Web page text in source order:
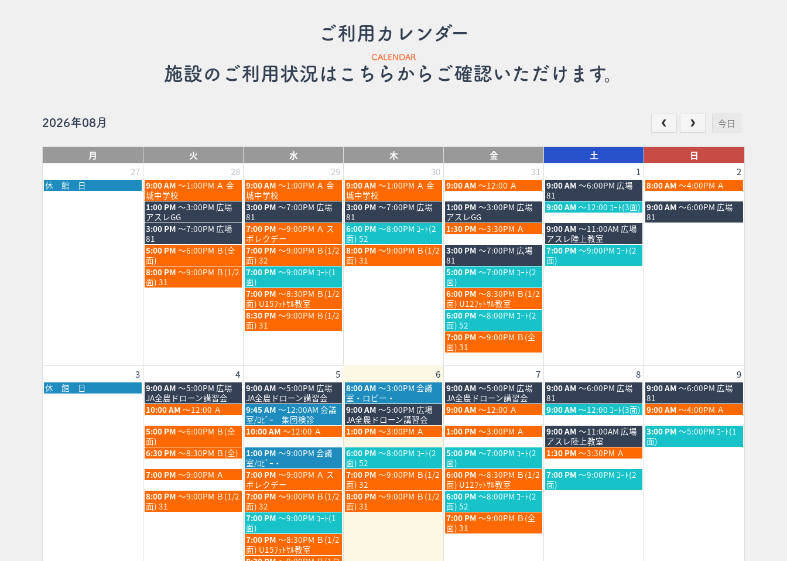
ご利用カレンダー
CALENDAR
施設のご利用状況はこちらからご確認いただけます。
2026年08月 今日
月 火 水 木 金 土
日
27
28 29 30 31 1 2
月
曜
休 館 日
火
曜
日,
7
月
28th
2026
9:00 AM ～1:00PM Ａ 金
城中学校
水
曜
日,
7
月
29th
2026
9:00 AM ～1:00PM Ａ 金
城中学校
木
曜
日,
7
月
30th
2026
9:00 AM ～1:00PM Ａ 金
城中学校
金
曜
日,
7
月
31st
2026
9:00 AM ～12:00 Ａ
土
曜
日,
8
月
1st
2026
9:00 AM ～6:00PM 広場
81
日
曜
日,
8
月
8:00 AM ～4:00PM Ａ
火
曜
日,
7
月
28th
2026
1:00 PM ～3:00PM 広場
アスレGG
水
曜
日,
7
月
29th
2026
3:00 PM ～7:00PM 広場
81
木
曜
日,
7
月
30th
2026
3:00 PM ～7:00PM 広場
81
金
曜
日,
7
月
31st
2026
1:00 PM ～3:00PM 広場
アスレGG
土
曜
日,
8
月
1st
2026
9:00 AM ～12:00 ｺｰﾄ(3面) 日
曜
日,
9:00 AM ～6:00PM 広場
81
火
曜
日,
7
月
28th
2026
3:00 PM ～7:00PM 広場
81
水
曜
日,
7
月
29th
2026
7:00 PM ～9:00PM Ａ ス
ポレクデー
木
曜
日,
7
月
6:00 PM ～8:00PM ｺｰﾄ(2
面) 52
金
曜
日,
7
月
31st
2026
1:30 PM ～3:30PM Ａ
土
曜
日,
8
月
9:00 AM ～11:00AM 広場
アスレ陸上教室
火
曜
日,
7
月
5:00 PM ～6:00PM Ｂ(全
面)
水
曜
日,
7
月
29th
2026
7:00 PM ～9:00PM Ｂ(1/2
面) 32
木
曜
日,
8:00 PM ～9:00PM Ｂ(1/2
面) 31
金
曜
日,
7
月
31st
2026
3:00 PM ～7:00PM 広場
81
土
曜
日,
7:00 PM ～9:00PM ｺｰﾄ(2
面)
火
曜
日,
8:00 PM ～9:00PM Ｂ(1/2
面) 31
水
曜
日,
7
月
29th
2026
7:00 PM ～9:00PM ｺｰﾄ(1
面)
金
曜
日,
7
月
31st
2026
5:00 PM ～7:00PM ｺｰﾄ(2
面)
水
曜
日,
7
月
7:00 PM ～8:30PM Ｂ(1/2
面) U15ﾌｯﾄｻﾙ教室
金
曜
日,
7
月
31st
2026
6:00 PM ～8:30PM Ｂ(1/2
面) U12ﾌｯﾄｻﾙ教室
水
曜
日,
29th
8:30 PM ～9:00PM Ｂ(1/2
面) 31
金
曜
日,
7
月
31st
6:00 PM ～8:00PM ｺｰﾄ(2
面) 52
金
曜
日,
7
31st
2026
7:00 PM ～9:00PM Ｂ(全
面) 31
3 4 5 6 7 8 9
月
曜
休 館 日
火
曜
日,
8
月
4th
2026
9:00 AM ～5:00PM 広場
JA全農ドローン講習会
水
曜
日,
8
月
5th
2026
9:00 AM ～5:00PM 広場
JA全農ドローン講習会
木
曜
日,
8
月
6th
2026
8:00 AM ～3:00PM 会議
室・ロビー・
金
曜
日,
8
月
7th
2026
9:00 AM ～5:00PM 広場
JA全農ドローン講習会
土
曜
日,
8
月
8th
2026
9:00 AM ～6:00PM 広場
81
日
曜
日,
8
月
9th
2026
9:00 AM ～6:00PM 広場
81
火
曜
日,
8
月
4th
2026
10:00 AM ～12:00 Ａ
水
曜
日,
8
月
5th
2026
9:45 AM ～12:00AM 会議
室/ﾛﾋﾞｰ 集団検診
木
曜
日,
8
月
6th
2026
9:00 AM ～5:00PM 広場
JA全農ドローン講習会
金
曜
日,
8
月
7th
2026
9:00 AM ～12:00 Ａ
土
曜
日,
8
月
8th
2026
9:00 AM ～12:00 ｺｰﾄ(3面) 日
曜
日,
8
月
9:00 AM ～4:00PM Ａ
火
曜
日,
8
月
4th
2026
5:00 PM ～6:00PM Ｂ(全
面)
水
曜
日,
8
月
5th
2026
10:00 AM ～12:00 Ａ
木
曜
日,
8
月
6th
2026
1:00 PM ～3:00PM Ａ
金
曜
日,
8
月
7th
2026
1:00 PM ～3:00PM Ａ
土
曜
日,
8
月
8th
2026
9:00 AM ～11:00AM 広場
アスレ陸上教室
日
曜
日,
3:00 PM ～5:00PM ｺｰﾄ(1
面)
火
曜
日,
8
月
4th
2026
6:30 PM ～8:30PM Ｂ(全)
水
曜
日,
8
月
5th
2026
1:00 PM ～9:00PM 会議
室/ﾛﾋﾞｰ・
木
曜
日,
8
月
6th
2026
6:00 PM ～8:00PM ｺｰﾄ(2
面) 52
金
曜
日,
8
月
7th
2026
5:00 PM ～7:00PM ｺｰﾄ(2
面)
土
曜
日,
8
月
1:30 PM ～3:30PM Ａ
火
曜
日,
8
月
7:00 PM ～9:00PM Ａ
水
曜
日,
8
月
5th
2026
7:00 PM ～9:00PM Ａ ス
ポレクデー
木
曜
日,
8
月
7:00 PM ～9:00PM Ｂ(1/2
面) 32
金
曜
日,
8
月
7th
2026
6:00 PM ～8:30PM Ｂ(1/2
面) U12ﾌｯﾄｻﾙ教室
土
曜
日,
7:00 PM ～9:00PM ｺｰﾄ(2
面)
火
曜
日,
8:00 PM ～9:00PM Ｂ(1/2
面) 31
水
曜
日,
8
月
5th
2026
7:00 PM ～9:00PM Ｂ(1/2
面) 32
木
曜
日,
8:00 PM ～9:00PM Ｂ(1/2
面) 31
金
曜
日,
8
月
6:00 PM ～8:00PM ｺｰﾄ(2
面) 52
水
曜
日,
8
月
7:00 PM ～9:00PM ｺｰﾄ(1
面)
金
曜
日,
7:00 PM ～9:00PM Ｂ(全
面) 31
水
曜
7:00 PM ～8:30PM Ｂ(1/2
面) U15ﾌｯﾄｻﾙ教室